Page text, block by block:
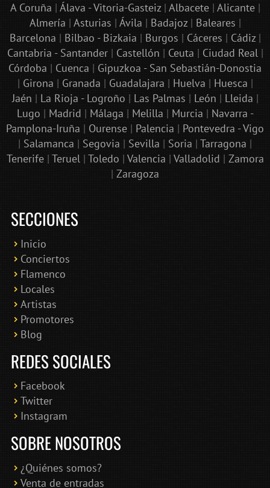
A Coruña | Álava - Vitoria-Gasteiz| Albacete| Alicante|
Almería | Asturias | Ávila | Badajoz| Baleares |
Barcelona | Bilbao - Bizkaia | Burgos | Cáceres | Cádiz|
Cantabria - Santander| Castellón | Ceuta | Ciudad Real|
Córdoba | Cuenca | Gipuzkoa - San Sebastián-Donostia
| Girona | Granada | Guadalajara | Huelva | Huesca |
Jaén | La Rioja - Logroño | Las Palmas | León | Lleida |
Lugo | Madrid | Málaga | Melilla | Murcia | Navarra -
Pamplona-Iruña | Ourense | Palencia | Pontevedra - Vigo
| Salamanca | Segovia | Sevilla | Soria | Tarragona |
Tenerife| Teruel| Toledo | Valencia | Valladolid | Zamora
| Zaragoza
SECCIONES
Inicio
Conciertos
Flamenco
Locales
Artistas
Promotores
Blog
REDES SOCIALES
Facebook
Twitter
Instagram
SOBRE NOSOTROS
¿Quiénes somos?
Venta de entradas